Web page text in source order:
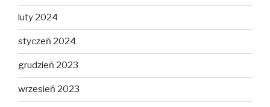
luty 2024
styczeń 2024
grudzień 2023
wrzesień 2023